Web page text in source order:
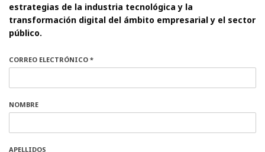
estrategias de la industria tecnológica y la
transformación digital del ámbito empresarial y el sector
público.
CORREO ELECTRÓNICO *
NOMBRE
APELLIDOS